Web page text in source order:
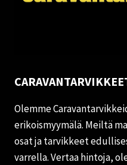
Olemme
erikoismyymälä. Meiltä
osat ja tarvikkeet
varrella. Vertaa hintoja,